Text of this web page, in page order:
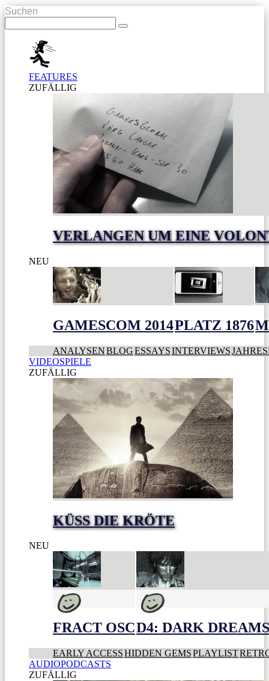
Suchen
FEATURES
ZUFÄLLIG
VERLANGEN UM EINE
NEU
GAMESCOM 2014PLATZ 1876
ANALYSENBLOGESSAYSINTERVIEWS
VIDEOSPIELE
ZUFÄLLIG
KÜSS DIE KRÖTE
NEU
FRACT OSCD4: DARK
EARLY ACCESSHIDDEN GEMSPLAYLIST
AUDIOPODCASTS
ZUFÄLLIG